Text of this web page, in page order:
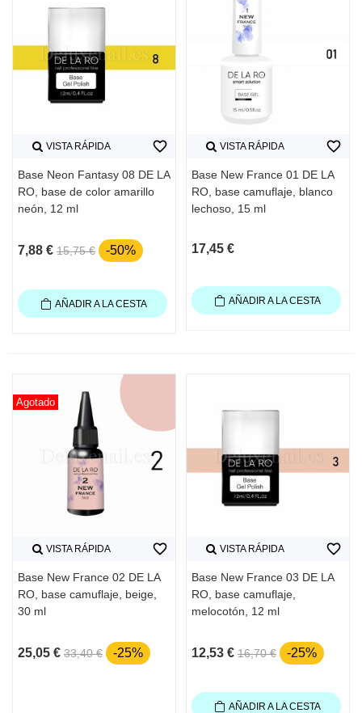
VISTA RÁPIDA
Base Neon Fantasy 08 DE LA
RO, base de color amarillo
neón, 12 ml
7,88 € 15,75 € -50%
favorite_border
AÑADIR A LA CESTA
VISTA RÁPIDA
Base New France 01 DE LA
RO, base camuflaje, blanco
lechoso, 15 ml
17,45 €
favorite_border
AÑADIR A LA CESTA
Agotado
VISTA RÁPIDA
Base New France 02 DE LA
RO, base camuflaje, beige,
30 ml
25,05 € 33,40 € -25%
favorite_border VISTA RÁPIDA
Base New France 03 DE LA
RO, base camuflaje,
melocotón, 12 ml
12,53 € 16,70 € -25%
favorite_border
AÑADIR A LA CESTA